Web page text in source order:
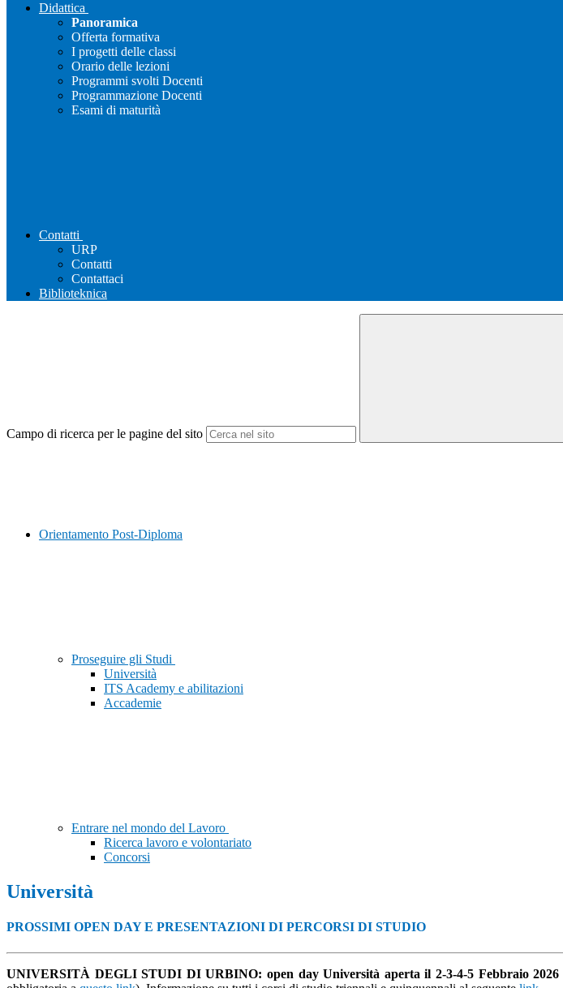
Didattica
Panoramica
Offerta formativa
I progetti delle classi
Orario delle lezioni
Programmi svolti Docenti
Programmazione Docenti
Esami di maturità
Contatti
URP
Contatti
Contattaci
Biblioteknica
Campo di ricerca per le pagine del sito
Orientamento Post-Diploma
Proseguire gli Studi
Università
ITS Academy e abilitazioni
Accademie
Entrare nel mondo del Lavoro
Ricerca lavoro e volontariato
Concorsi
Università
PROSSIMI OPEN DAY E PRESENTAZIONI DI PERCORSI DI STUDIO
UNIVERSITÀ DEGLI STUDI DI URBINO: open day Università aperta il 2-3-4-5 Febbraio 2026